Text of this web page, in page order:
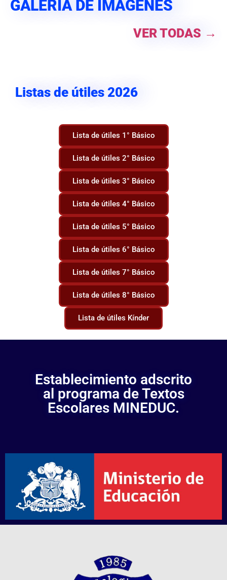
GALERÍA DE IMÁGENES
VER TODAS →
Listas de útiles 2026
Lista de útiles 1° Básico
Lista de útiles 2° Básico
Lista de útiles 3° Básico
Lista de útiles 4° Básico
Lista de útiles 5° Básico
Lista de útiles 6° Básico
Lista de útiles 7° Básico
Lista de útiles 8° Básico
Lista de útiles Kínder
Establecimiento adscrito
al programa de Textos
Escolares MINEDUC.